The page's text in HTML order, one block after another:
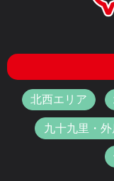
北西エリア
九十九里・